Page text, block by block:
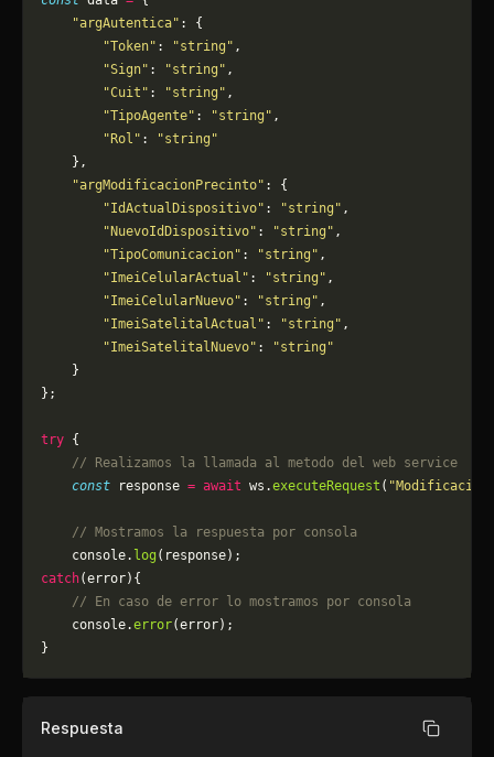
    "argAutentica"
: {
        "Token"
: "string" ,
        "Sign"
: "string" ,
        "Cuit"
: "string" ,
        "TipoAgente"
: "string" ,
        "Rol"
:
"string"
    },
    "argModificacionPrecinto"
: {
        "IdActualDispositivo"
: "string" ,
        "NuevoIdDispositivo"
: "string" ,
        "TipoComunicacion"
: "string" ,
        "ImeiCelularActual"
: "string" ,
        "ImeiCelularNuevo"
: "string" ,
        "ImeiSatelitalActual"
: "string" ,
        "ImeiSatelitalNuevo"
:
"string"
    }
};
try {
    // Realizamos la llamada al metodo del web service
    const
response = await ws.executeRequest (
    // Mostramos la respuesta por consola
    console.
log (response);
catch(error){
    // En caso de error lo mostramos por consola
	console.
error(error);
}
Respuesta Copiar